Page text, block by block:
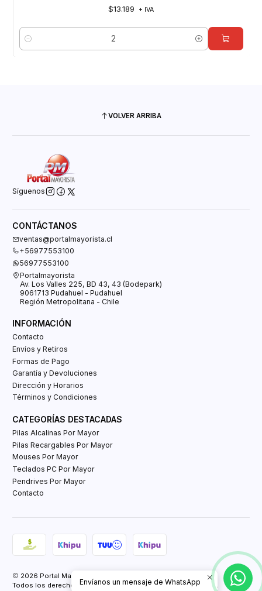
$13.189 + IVA
Cantidad
VOLVER ARRIBA
Síguenos
CONTÁCTANOS
ventas@portalmayorista.cl
+56977553100
56977553100
Portalmayorista
Av. Los Valles 225, BD 43, 43 (Bodepark)
9061713 Pudahuel - Pudahuel
Región Metropolitana - Chile
INFORMACIÓN
Contacto
Envíos y Retiros
Formas de Pago
Garantía y Devoluciones
Dirección y Horarios
Términos y Condiciones
CATEGORÍAS DESTACADAS
Pilas Alcalinas Por Mayor
Pilas Recargables Por Mayor
Mouses Por Mayor
Teclados PC Por Mayor
Pendrives Por Mayor
Contacto
2026 Portal Mayorista Tienda E-Commerce.
Todos los derechos reservados. Powered by Retail Market SPA
Envíanos un mensaje de WhatsApp